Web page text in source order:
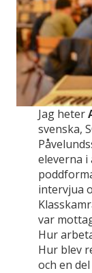
Jag heter
svenska,
eleverna
intervjua
var
Hur
Hur blev
och en